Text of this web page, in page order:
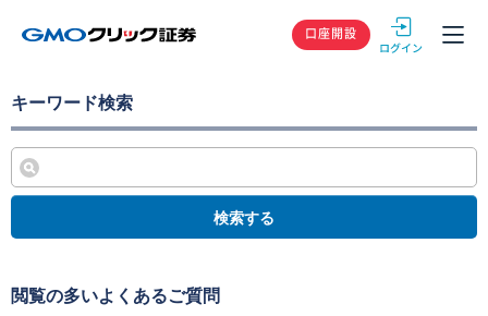
GMOクリック
口座開設
キーワード検索
検索する
閲覧の多いよくあるご質問